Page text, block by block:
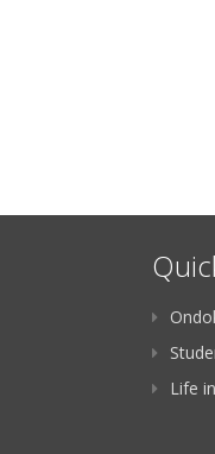
Life